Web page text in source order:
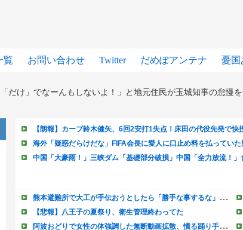
覧 お問い合わせ Twitter だめぽアンテナ 憂国
「だけ」でなーんもしないよ！」と地元住民が玉城知事の怠